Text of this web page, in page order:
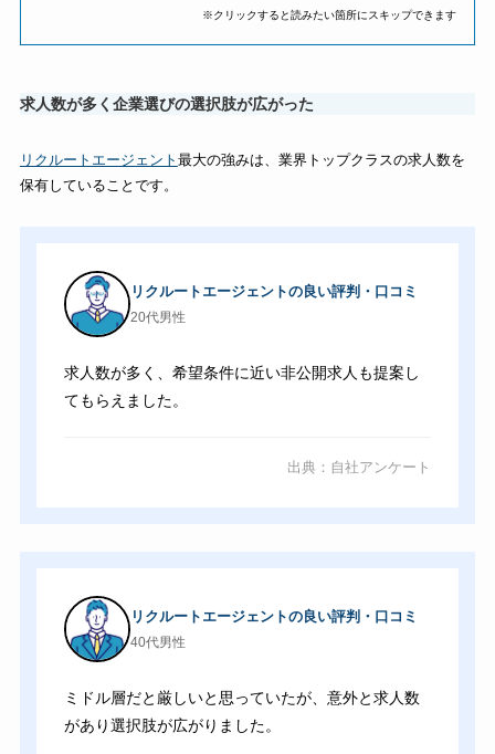
※クリックすると読みたい箇所にスキップできます
求人数が多く企業選びの選択肢が広がった
リクルートエージェント 最大の強みは、業界トップクラスの求人数を
保有していることです。
リクルートエージェントの良い評判・口コミ
20代男性
求人数が多く、希望条件に近い非公開求人も提案し
てもらえました。
出典：自社アンケート
リクルートエージェントの良い評判・口コミ
40代男性
ミドル層だと厳しいと思っていたが、意外と求人数
があり選択肢が広がりました。